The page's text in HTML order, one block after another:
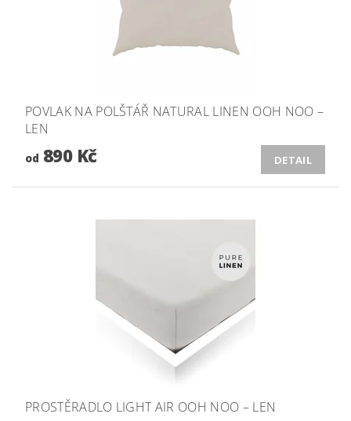
POVLAK NA POLŠTÁŘ NATURAL LINEN OOH NOO –
LEN
od 890 Kč DETAIL
PROSTĚRADLO LIGHT AIR OOH NOO – LEN